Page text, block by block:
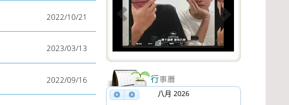
2022/10/21
2023/03/13
2022/09/16
e
v
o
u
s
t
八月 2026